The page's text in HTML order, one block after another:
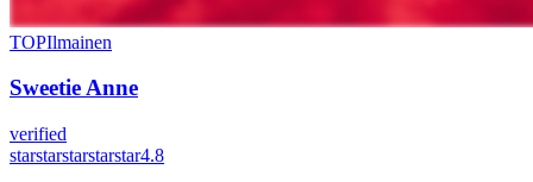
TOPIlmainen
Sweetie Anne
verified
starstarstarstarstar4.8